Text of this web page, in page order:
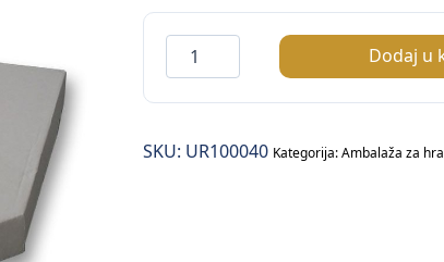
Kutija
za
pizzu
količina
Dodaj u
SKU: UR100040 Kategorija:Ambalaža za